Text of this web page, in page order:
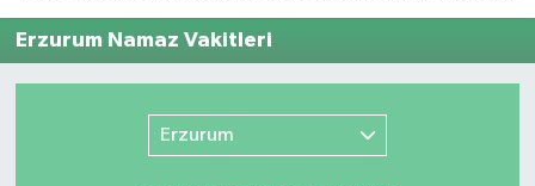
Erzurum Namaz Vakitleri
Erzurum
Süper Lig Puan Durumu ve Fikstür